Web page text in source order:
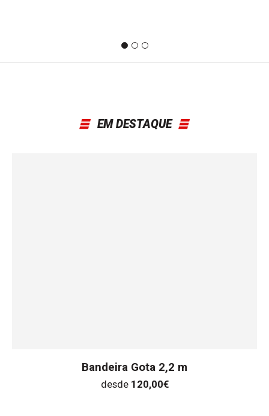
EM DESTAQUE
Bandeira Gota 2,2 m
desde 120,00€